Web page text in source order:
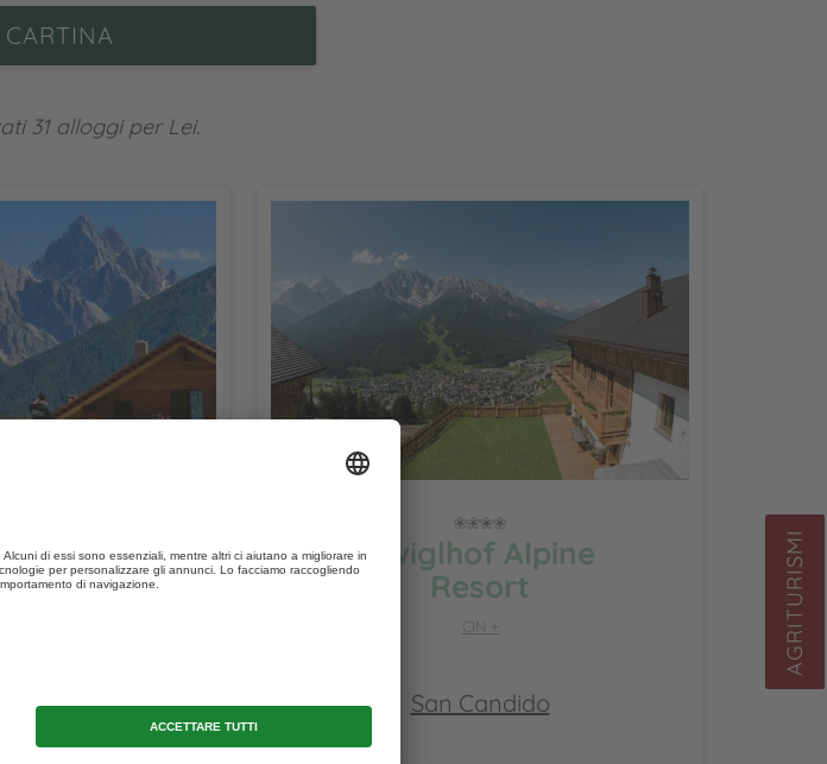
AGRITURISMI
CARTINA
31 alloggi per Lei.
+
Zwiglhof Alpine
Resort
CIN +
San Candido